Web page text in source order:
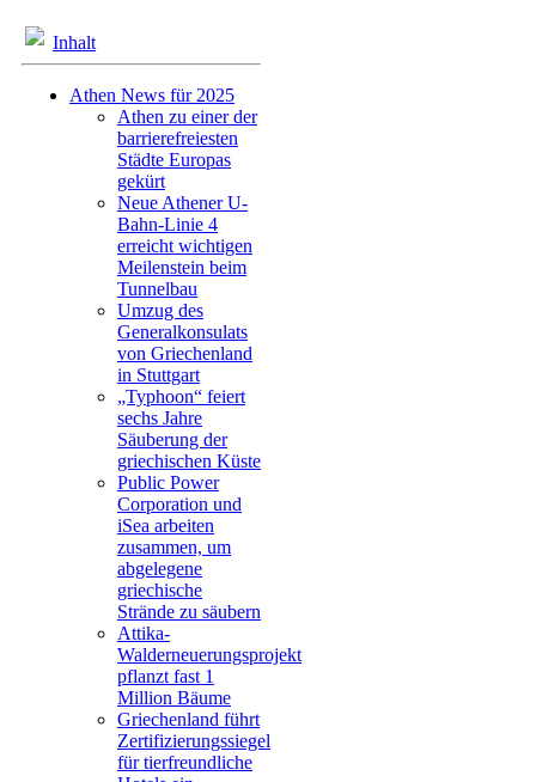
Inhalt
Athen News für 2025
Athen zu einer der
barrierefreiesten
Städte Europas
gekürt
Neue Athener U-
Bahn-Linie 4
erreicht wichtigen
Meilenstein beim
Tunnelbau
Umzug des
Generalkonsulats
von Griechenland
in Stuttgart
„Typhoon“ feiert
sechs Jahre
Säuberung der
griechischen Küste
Public Power
Corporation und
iSea arbeiten
zusammen, um
abgelegene
griechische
Strände zu säubern
Attika-
Walderneuerungsprojekt
pflanzt fast 1
Million Bäume
Griechenland führt
Zertifizierungssiegel
für tierfreundliche